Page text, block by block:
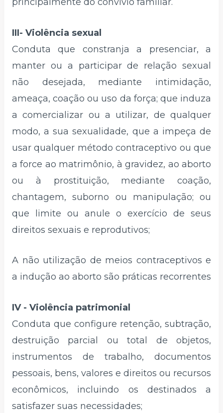
III- Violência sexual
Conduta que constranja a presenciar, a
manter ou a participar de relação sexual
não desejada, mediante intimidação,
ameaça, coação ou uso da força; que induza
a comercializar ou a utilizar, de qualquer
modo, a sua sexualidade, que a impeça de
usar qualquer método contraceptivo ou que
a force ao matrimônio, à gravidez, ao aborto
ou à prostituição, mediante coação,
chantagem, suborno ou manipulação; ou
que limite ou anule o exercício de seus
direitos sexuais e reprodutivos;
A não utilização de meios contraceptivos e
a indução ao aborto são práticas recorrentes
IV - Violência patrimonial
Conduta que configure retenção, subtração,
destruição parcial ou total de objetos,
instrumentos de trabalho, documentos
pessoais, bens, valores e direitos ou recursos
econômicos, incluindo os destinados a
satisfazer suas necessidades;